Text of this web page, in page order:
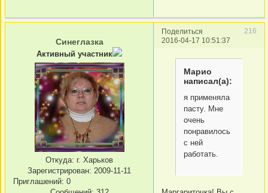
Поделиться
216
2016-04-17 10:51:37
Синеглазка
Активный участник
Откуда: г. Харьков
Зарегистрирован: 2009-11-11
Приглашений: 0
Марио
написал(а):
я применяла
пасту. Мне
очень
понравилось
с ней
работать.